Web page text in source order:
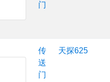
门
传
送
门
天探625